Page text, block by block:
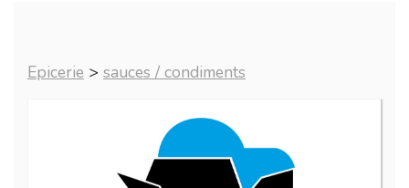
Epicerie > sauces / condiments